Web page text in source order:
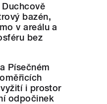
bazén,
v areálu a
bez
Písečném
i prostor
odpočinek